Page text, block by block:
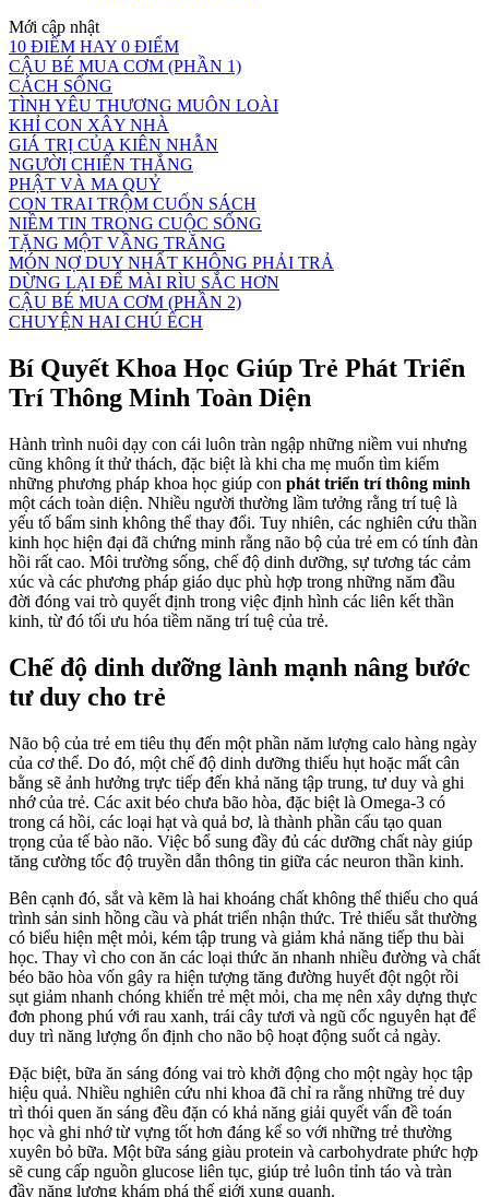
Mới cập nhật
10 ĐIỂM HAY 0 ĐIỂM
CẬU BÉ MUA CƠM (PHẦN 1)
CÁCH SỐNG
TÌNH YÊU THƯƠNG MUÔN LOÀI
KHỈ CON XÂY NHÀ
GIÁ TRỊ CỦA KIÊN NHẪN
NGƯỜI CHIẾN THẮNG
PHẬT VÀ MA QUỶ
CON TRAI TRỘM CUỐN SÁCH
NIỀM TIN TRONG CUỘC SỐNG
TẶNG MỘT VẦNG TRĂNG
MÓN NỢ DUY NHẤT KHÔNG PHẢI TRẢ
DỪNG LẠI ĐỂ MÀI RÌU SẮC HƠN
CẬU BÉ MUA CƠM (PHẦN 2)
CHUYỆN HAI CHÚ ẾCH
Bí Quyết Khoa Học Giúp Trẻ Phát Triển
Trí Thông Minh Toàn Diện
Hành trình nuôi dạy con cái luôn tràn ngập những niềm vui nhưng
cũng không ít thử thách, đặc biệt là khi cha mẹ muốn tìm kiếm
những phương pháp khoa học giúp con phát triển trí thông minh
một cách toàn diện. Nhiều người thường lầm tưởng rằng trí tuệ là
yếu tố bẩm sinh không thể thay đổi. Tuy nhiên, các nghiên cứu thần
kinh học hiện đại đã chứng minh rằng não bộ của trẻ em có tính đàn
hồi rất cao. Môi trường sống, chế độ dinh dưỡng, sự tương tác cảm
xúc và các phương pháp giáo dục phù hợp trong những năm đầu
đời đóng vai trò quyết định trong việc định hình các liên kết thần
kinh, từ đó tối ưu hóa tiềm năng trí tuệ của trẻ.
Chế độ dinh dưỡng lành mạnh nâng bước
tư duy cho trẻ
Não bộ của trẻ em tiêu thụ đến một phần năm lượng calo hàng ngày
của cơ thể. Do đó, một chế độ dinh dưỡng thiếu hụt hoặc mất cân
bằng sẽ ảnh hưởng trực tiếp đến khả năng tập trung, tư duy và ghi
nhớ của trẻ. Các axit béo chưa bão hòa, đặc biệt là Omega-3 có
trong cá hồi, các loại hạt và quả bơ, là thành phần cấu tạo quan
trọng của tế bào não. Việc bổ sung đầy đủ các dưỡng chất này giúp
tăng cường tốc độ truyền dẫn thông tin giữa các neuron thần kinh.
Bên cạnh đó, sắt và kẽm là hai khoáng chất không thể thiếu cho quá
trình sản sinh hồng cầu và phát triển nhận thức. Trẻ thiếu sắt thường
có biểu hiện mệt mỏi, kém tập trung và giảm khả năng tiếp thu bài
học. Thay vì cho con ăn các loại thức ăn nhanh nhiều đường và chất
béo bão hòa vốn gây ra hiện tượng tăng đường huyết đột ngột rồi
sụt giảm nhanh chóng khiến trẻ mệt mỏi, cha mẹ nên xây dựng thực
đơn phong phú với rau xanh, trái cây tươi và ngũ cốc nguyên hạt để
duy trì năng lượng ổn định cho não bộ hoạt động suốt cả ngày.
Đặc biệt, bữa ăn sáng đóng vai trò khởi động cho một ngày học tập
hiệu quả. Nhiều nghiên cứu nhi khoa đã chỉ ra rằng những trẻ duy
trì thói quen ăn sáng đều đặn có khả năng giải quyết vấn đề toán
học và ghi nhớ từ vựng tốt hơn đáng kể so với những trẻ thường
xuyên bỏ bữa. Một bữa sáng giàu protein và carbohydrate phức hợp
sẽ cung cấp nguồn glucose liên tục, giúp trẻ luôn tỉnh táo và tràn
đầy năng lượng khám phá thế giới xung quanh.